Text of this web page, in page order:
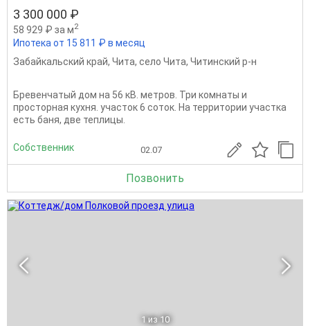
3 300 000 ₽
58 929 ₽ за м2
Ипотека от 15 811 ₽ в месяц
Забайкальский край, Чита, село Чита, Читинский р-н
Бревенчатый дом на 56 кВ. метров. Три комнаты и
просторная кухня. участок 6 соток. На территории участка
есть баня, две теплицы.
Собственник 02.07
Позвонить
1 из 10